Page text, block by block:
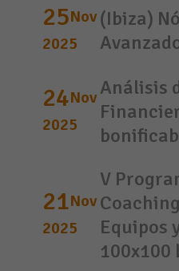
25Nov
2025
(Ibiza)
24Nov
2025
Análisis
21Nov
2025
V
Equipos